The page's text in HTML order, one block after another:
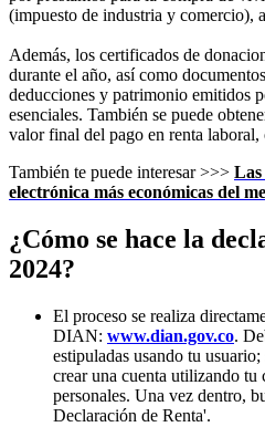
(impuesto de industria y comercio),
Además, los certificados de
durante el año, así como
deducciones y patrimonio emitidos
esenciales. También se puede
valor final del pago en renta laboral,
También te puede interesar >>> Las
electrónica más económicas del
¿Cómo se hace la
2024?
El proceso se realiza
DIAN: www.dian.gov.co.
estipuladas usando tu
crear una cuenta utilizando
personales. Una vez dentro,
Declaración de Renta'.